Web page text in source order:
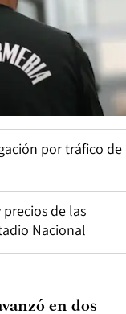
por tráfico de
precios de las
Nacional
en dos